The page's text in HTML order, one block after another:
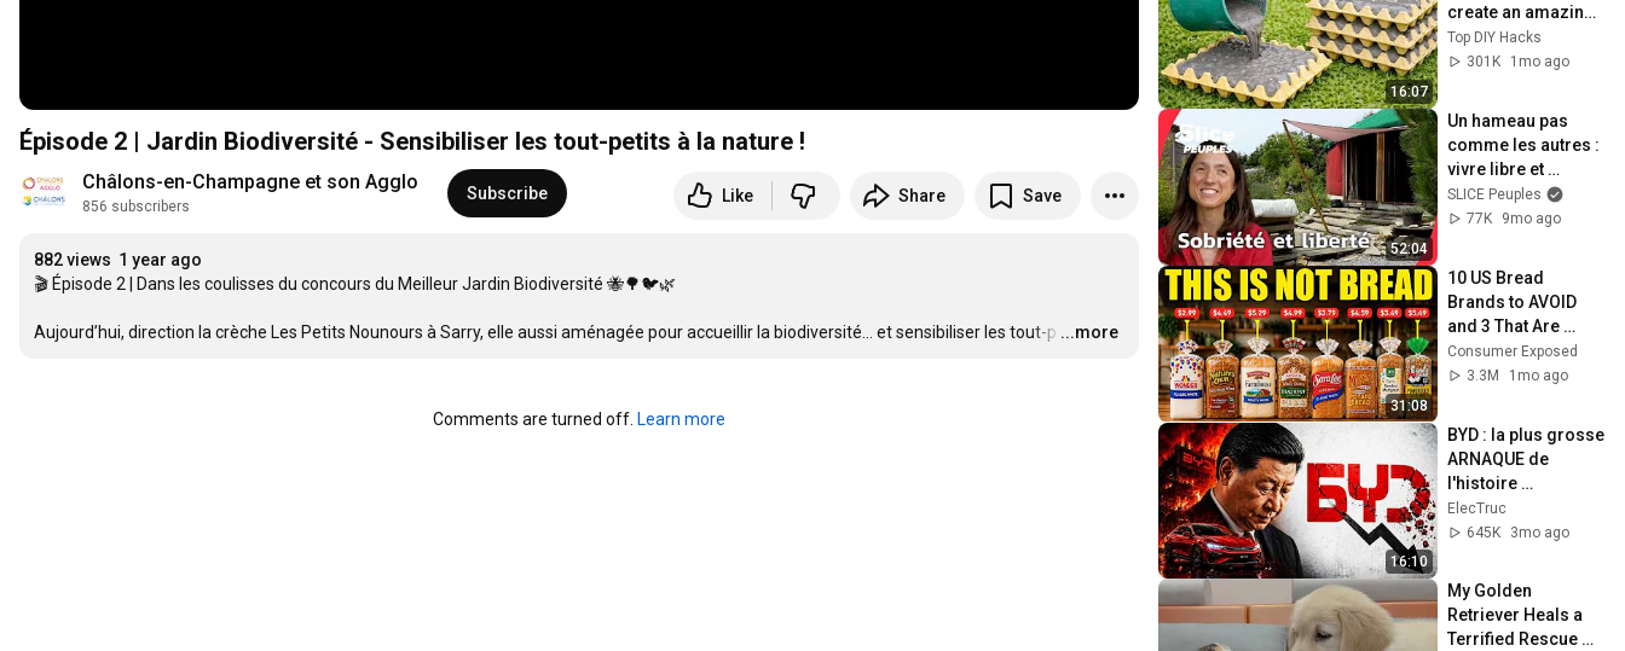
Épisode 2 | Jardin Biodiversité - Sensibiliser les tout-petits à la nature !
Châlons-en-Champagne et son Agglo
856 subscribers
Subscribe Like Share Save
882 views 1 year ago
🎬 Épisode 2 | Dans les coulisses du concours du Meilleur Jardin Biodiversité 🐝🌳🐦🌿
Aujourd’hui, direction la crèche Les Petits Nounours à Sarry, elle aussi aménagée pour accueillir la biodiversité… et sensibiliser les tout-p …
...more
Comments are turned off. Learn more
16:07
create an amazing
masterpiece!
Anyone can make it!
Top DIY Hacks
301K
1mo ago
52:04
Un hameau pas
comme les autres :
vivre libre et
solidaire | SLICE
PEUPLES
SLICE Peuples
77K
9mo ago
31:08
10 US Bread
Brands to AVOID
and 3 That Are
Actually Safe
Consumer Exposed
3.3M
1mo ago
16:10
BYD : la plus grosse
ARNAQUE de
l'histoire
automobile ?
ElecTruc
645K
3mo ago
My Golden
Retriever Heals a
Terrified Rescue